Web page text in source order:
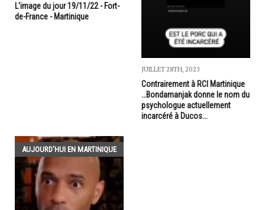
L'image du jour 19/11/22 - Fort-
de-France - Martinique
JUILLET 28TH, 2023
Contrairement à RCI Martinique
…Bondamanjak donne le nom du
psychologue actuellement
incarcéré à Ducos...
AUJOURD'HUI EN MARTINIQUE